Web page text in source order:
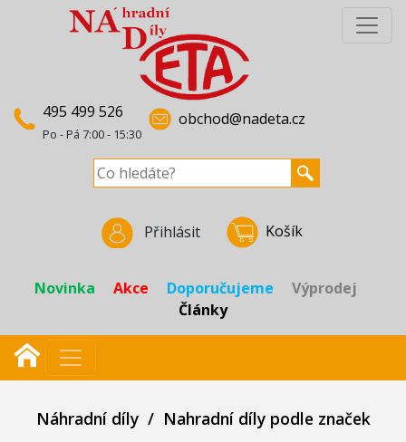
495 499 526
Po - Pá 7:00 - 15:30
obchod@nadeta.cz
Přihlásit Košík
Novinka Akce Doporučujeme
Výprodej
Články
Náhradní díly/ Nahradní díly podle značek